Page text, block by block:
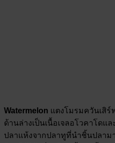
Watermelon แตงโมรมควันเสิร์
ด้านล่างเป็นเนื้อเจลอโวคาโดแ
ปลาแห้งจากปลาทูที่นำชิ้นปลา